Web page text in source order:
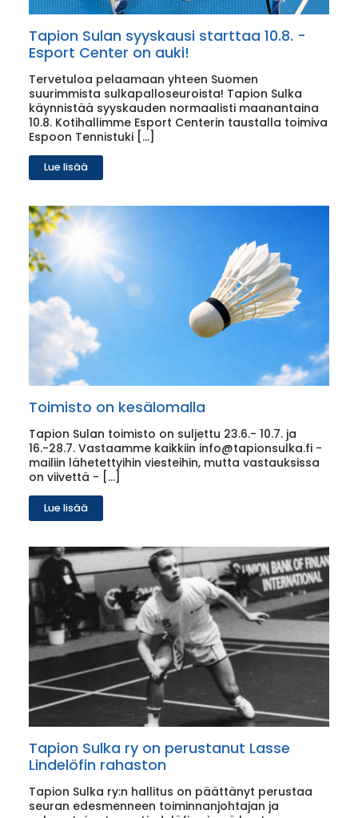
Tapion Sulan syyskausi starttaa 10.8. -
Esport Center on auki!
Tervetuloa pelaamaan yhteen Suomen
suurimmista sulkapalloseuroista! Tapion Sulka
käynnistää syyskauden normaalisti maanantaina
10.8. Kotihallimme Esport Centerin taustalla toimiva
Espoon Tennistuki […]
Lue lisää
Toimisto on kesälomalla
Tapion Sulan toimisto on suljettu 23.6.- 10.7. ja
16.-28.7. Vastaamme kaikkiin info@tapionsulka.fi -
mailiin lähetettyihin viesteihin, mutta vastauksissa
on viivettä - […]
Lue lisää
Tapion Sulka ry on perustanut Lasse
Lindelöfin rahaston
Tapion Sulka ry:n hallitus on päättänyt perustaa
seuran edesmenneen toiminnanjohtajan ja